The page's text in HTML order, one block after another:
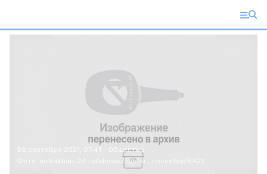
Общество
astrakhan-24.ru/shows/center_novostey/5422